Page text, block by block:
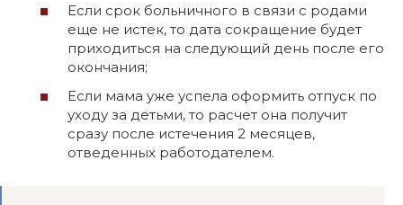
Если срок больничного в связи с родами
еще не истек, то дата сокращение будет
приходиться на следующий день после его
окончания;
Если мама уже успела оформить отпуск по
уходу за детьми, то расчет она получит
сразу после истечения 2 месяцев,
отведенных работодателем.